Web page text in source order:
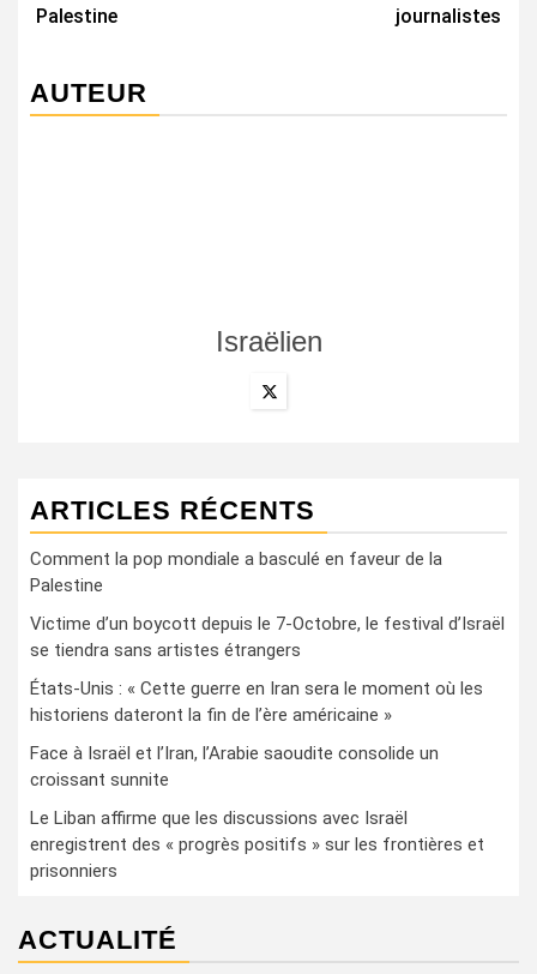
Palestine
journalistes
AUTEUR
Israëlien
ARTICLES RÉCENTS
Comment la pop mondiale a basculé en faveur de la
Palestine
Victime d’un boycott depuis le 7-Octobre, le festival d’Israël
se tiendra sans artistes étrangers
États-Unis : « Cette guerre en Iran sera le moment où les
historiens dateront la fin de l’ère américaine »
Face à Israël et l’Iran, l’Arabie saoudite consolide un
croissant sunnite
Le Liban affirme que les discussions avec Israël
enregistrent des « progrès positifs » sur les frontières et
prisonniers
ACTUALITÉ